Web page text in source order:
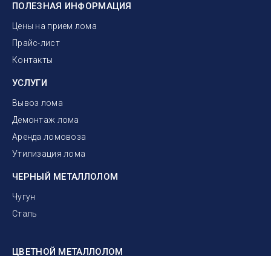
ПОЛЕЗНАЯ ИНФОРМАЦИЯ
Цены на прием лома
Прайс-лист
Контакты
УСЛУГИ
Вывоз лома
Демонтаж лома
Аренда ломовоза
Утилизация лома
ЧЕРНЫЙ МЕТАЛЛОЛОМ
Чугун
Сталь
ЦВЕТНОЙ МЕТАЛЛОЛОМ